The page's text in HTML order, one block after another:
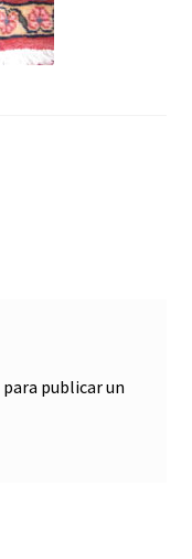
para publicar un